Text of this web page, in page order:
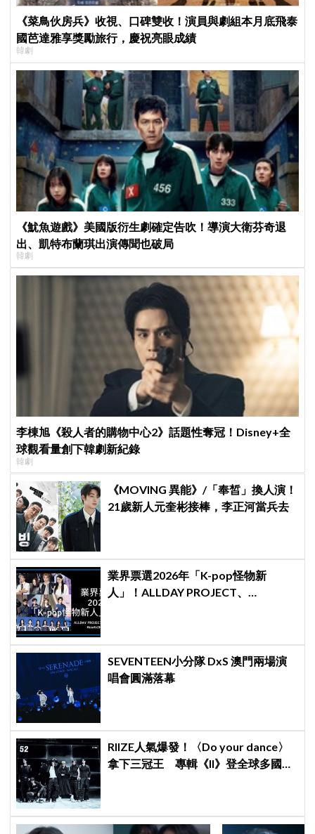
《菜鳥伙房兵》收視、口碑雙收！演員與劇組本月底飛泰
國芭達雅享獎勵旅行，慶祝亮眼成績
韓劇
《魷魚遊戲》美國版衍生劇確定告吹！導演大衛芬奇退
出、凱特布蘭琪出演傳聞也破局
韓劇
李棟旭《殺人者的購物中心2》話題性奪冠！Disney+全
球觀看量創下韓劇新紀錄
韓劇
《MOVING 異能》/「奉皙」換人演！
21歲新人元奎彬接棒，李正河當兵去
業界票選2026年「K-pop怪物新
人」！ALLDAY PROJECT、
SEVENTEEN小分隊 DxS 澳門兩場演
唱會圓滿落幕
RIIZE人氣爆發！〈Do your dance〉
拿下三冠王 專輯《II》登全球多國排